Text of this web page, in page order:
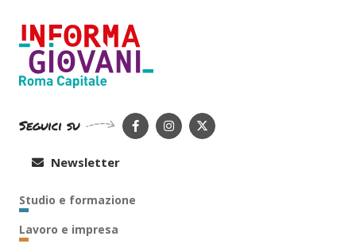
Seguici su
Newsletter
Studio e formazione
Lavoro e impresa